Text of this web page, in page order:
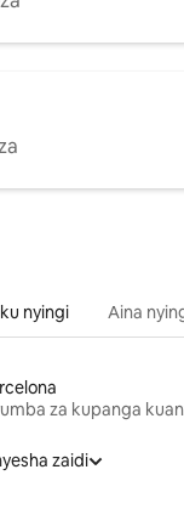
nyingi Aina
zaidi